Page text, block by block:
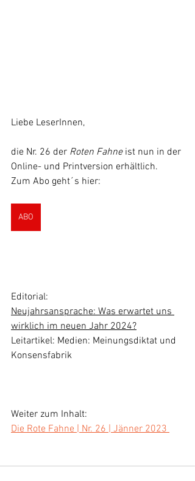
Liebe LeserInnen,
die Nr. 26 der Roten Fahne ist nun in der
Online- und Printversion erhältlich.
Zum Abo geht´s hier:
ABO
Editorial:
Neujahrsansprache: Was erwartet uns
wirklich im neuen Jahr 2024?
Leitartikel: Medien: Meinungsdiktat und
Konsensfabrik
Weiter zum Inhalt:
Die Rote Fahne | Nr. 26 | Jänner 2023